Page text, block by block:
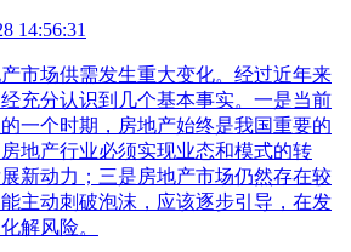
14:56:31
市场供需发生重大变化。经过近年来
充分认识到几个基本事实。一是当前
一个时期，房地产始终是我国重要的
地产行业必须实现业态和模式的转
新动力；三是房地产市场仍然存在较
主动刺破泡沫，应该逐步引导，在发
解风险。